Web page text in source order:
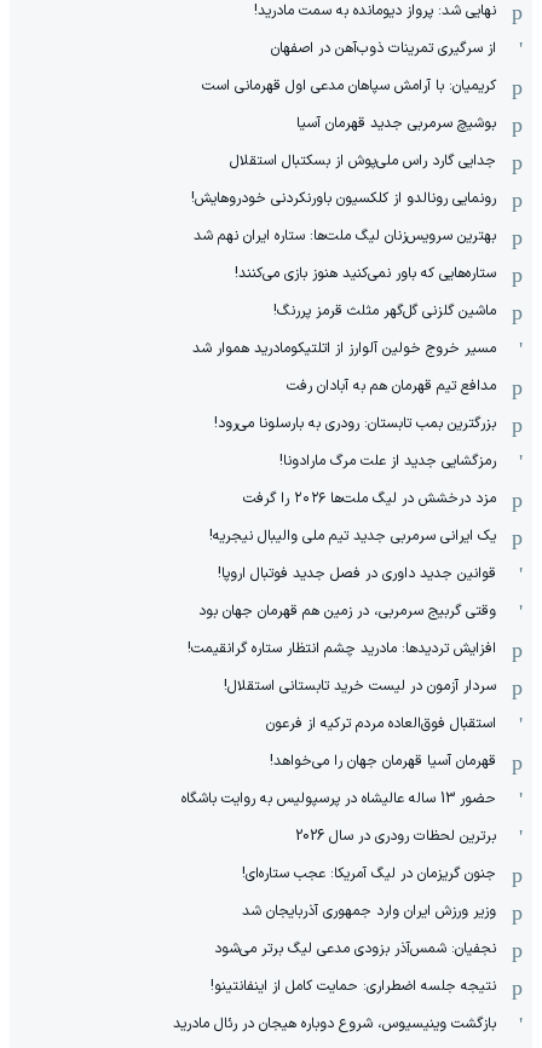
نهایی شد: پرواز دیومانده به سمت مادرید!
از سرگیری تمرینات ذوب‌آهن در اصفهان
کریمیان: با آرامش سپاهان مدعی اول قهرمانی است
بوشیچ سرمربی جدید قهرمان آسیا
جدایی گارد راس ملی‌پوش از بسکتبال استقلال
رونمایی رونالدو از کلکسیون باورنکردنی خودروهایش!
بهترین سرویس‌زنان لیگ ملت‌ها: ستاره ایران نهم شد
ستاره‌هایی که باور نمی‌کنید هنوز بازی می‌کنند!
ماشین گلزنی گل‌گهر مثلث قرمز پررنگ!
مسیر خروج خولین آلوارز از اتلتیکومادرید هموار شد
مدافع تیم قهرمان هم به آبادان رفت
بزرگترین بمب تابستان: رودری به بارسلونا می‌رود!
رمزگشایی جدید از علت مرگ مارادونا!
مزد درخشش در لیگ ملت‌ها ٢٠٢۶ را گرفت
یک ایرانی سرمربی جدید تیم ملی والیبال نیجریه!
قوانین جدید داوری در فصل جدید فوتبال اروپا!
وقتی گربیج سرمربی، در زمین هم قهرمان جهان بود
افزایش تردیدها: مادرید چشم انتظار ستاره گرانقیمت!
سردار آزمون در لیست خرید تابستانی استقلال!
استقبال فوق‌‌العاده مردم ترکیه از فرعون
قهرمان آسیا قهرمان جهان را می‌خواهد!
حضور 13 ساله عالیشاه در پرسپولیس به روایت باشگاه
برترین لحظات رودری در سال 2026
جنون گریزمان در لیگ آمریکا: عجب ستاره‌ای!
وزیر ورزش ایران وارد جمهوری آذربایجان شد
نجفیان: شمس‌آذر بزودی مدعی لیگ برتر می‌شود
نتیجه جلسه اضطراری: حمایت کامل از اینفانتینو!
بازگشت وینیسیوس، شروع دوباره هیجان در رئال مادرید